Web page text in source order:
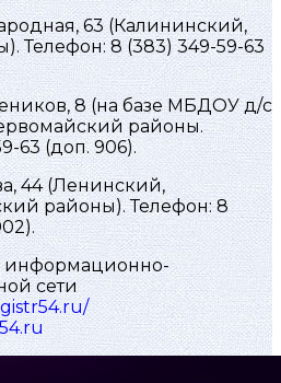
63 (Калининский,
Телефон: 8 (383) 349-59-63
8 (на базе МБДОУ д/с
районы.
63 (доп. 906).
44 (Ленинский,
районы). Телефон: 8
информационно-
сети